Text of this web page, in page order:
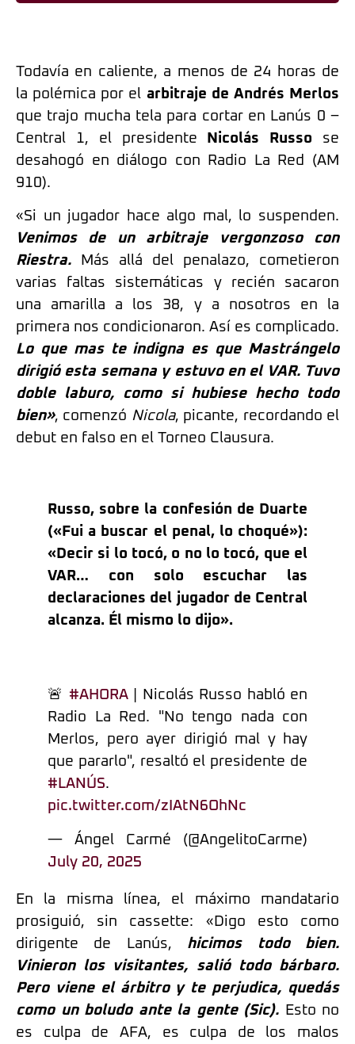
Todavía en caliente, a menos de 24 horas de
la polémica por el arbitraje de Andrés Merlos
que trajo mucha tela para cortar en Lanús 0 –
Central 1, el presidente
Nicolás Russo se
desahogó en diálogo con Radio La Red (AM
910).
«Si un jugador hace algo mal, lo suspenden.
Venimos de un arbitraje vergonzoso con
Riestra. Más allá del penalazo, cometieron
varias faltas sistemáticas y recién sacaron
una amarilla a los 38, y a nosotros en la
primera nos condicionaron. Así es complicado.
Lo que mas te indigna es que Mastrángelo
dirigió esta semana y estuvo en el VAR. Tuvo
doble laburo, como si hubiese hecho todo
bien», comenzó Nicola, picante, recordando el
debut en falso en el Torneo Clausura.
Russo, sobre la confesión de Duarte
(«Fui a buscar el penal, lo choqué»):
«Decir si lo tocó, o no lo tocó, que el
VAR… con solo escuchar las
declaraciones del jugador de Central
alcanza. Él mismo lo dijo».
🚨 #AHORA| Nicolás Russo habló en
Radio La Red. "No tengo nada con
Merlos, pero ayer dirigió mal y hay
que pararlo", resaltó el presidente de
#LANÚS.
pic.twitter.com/zIAtN6OhNc
— Ángel Carmé (@AngelitoCarme)
July 20, 2025
En la misma línea, el máximo mandatario
prosiguió, sin cassette: «Digo esto como
dirigente de Lanús, hicimos todo bien.
Vinieron los visitantes, salió todo bárbaro.
Pero viene el árbitro y te perjudica, quedás
como un boludo ante la gente (Sic). Esto no
es culpa de AFA, es culpa de los malos